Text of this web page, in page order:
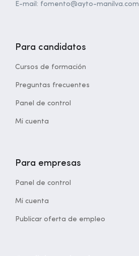
E-mail: fomento@ayto-manilva.com
Para candidatos
Cursos de formación
Preguntas frecuentes
Panel de control
Mi cuenta
Para empresas
Panel de control
Mi cuenta
Publicar oferta de empleo